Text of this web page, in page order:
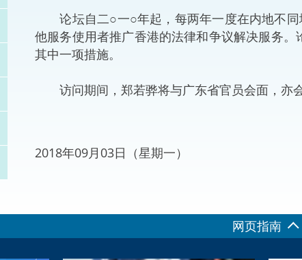
能力建设
法律枢纽
促成交易和争议解决服务中心
论坛自二○一○年起，每两年一度在内地不同
他服务使用者推广香港的法律和争议解决服务
其中一项措施。
访问期间，郑若骅将与广东省官员会面，亦会
2018年09月03日（星期一）
网页指南